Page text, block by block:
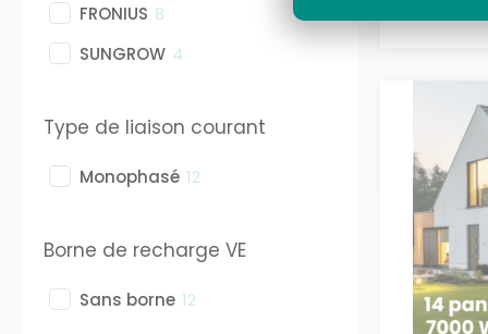
FRONIUS 8
SUNGROW 4
Type de liaison courant
Monophasé 12
Borne de recharge VE
Sans borne 12